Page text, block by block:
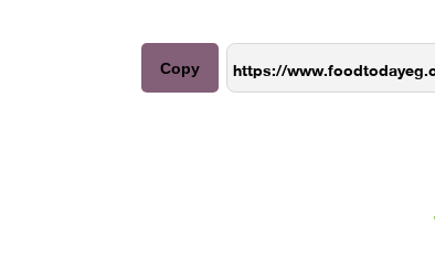
Copy